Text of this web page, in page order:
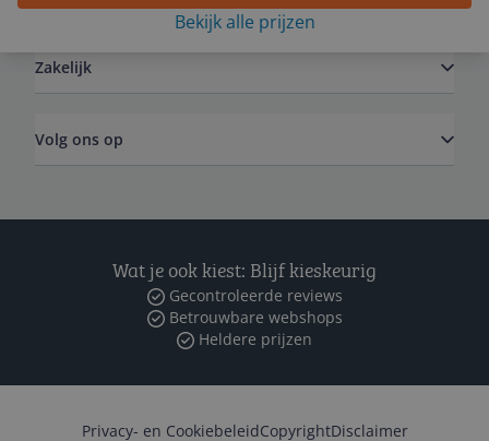
Bekijk alle prijzen
Zakelijk
Volg ons op
Wat je ook kiest: Blijf kieskeurig
Gecontroleerde reviews
Betrouwbare webshops
Heldere prijzen
Privacy- en CookiebeleidCopyrightDisclaimer